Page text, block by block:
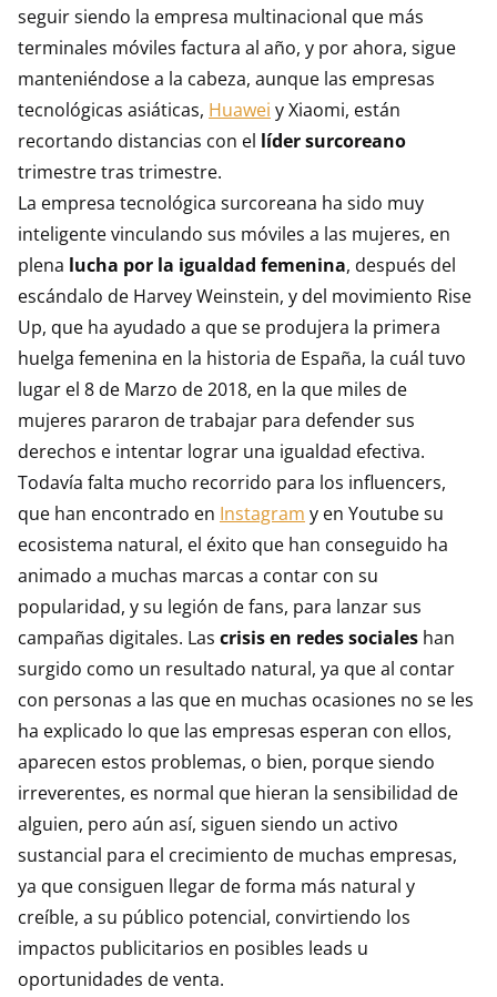
seguir siendo la empresa multinacional que más
terminales móviles factura al año, y por ahora, sigue
manteniéndose a la cabeza, aunque las empresas
tecnológicas asiáticas, Huawei y Xiaomi, están
recortando distancias con el líder surcoreano
trimestre tras trimestre.
La empresa tecnológica surcoreana ha sido muy
inteligente vinculando sus móviles a las mujeres, en
plena lucha por la igualdad femenina, después del
escándalo de Harvey Weinstein, y del movimiento Rise
Up, que ha ayudado a que se produjera la primera
huelga femenina en la historia de España, la cuál tuvo
lugar el 8 de Marzo de 2018, en la que miles de
mujeres pararon de trabajar para defender sus
derechos e intentar lograr una igualdad efectiva.
Todavía falta mucho recorrido para los influencers,
que han encontrado en Instagram y en Youtube su
ecosistema natural, el éxito que han conseguido ha
animado a muchas marcas a contar con su
popularidad, y su legión de fans, para lanzar sus
campañas digitales. Las crisis en redes sociales han
surgido como un resultado natural, ya que al contar
con personas a las que en muchas ocasiones no se les
ha explicado lo que las empresas esperan con ellos,
aparecen estos problemas, o bien, porque siendo
irreverentes, es normal que hieran la sensibilidad de
alguien, pero aún así, siguen siendo un activo
sustancial para el crecimiento de muchas empresas,
ya que consiguen llegar de forma más natural y
creíble, a su público potencial, convirtiendo los
impactos publicitarios en posibles leads u
oportunidades de venta.